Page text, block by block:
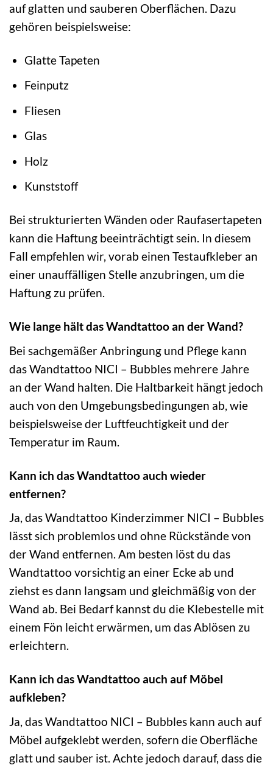
auf glatten und sauberen Oberflächen. Dazu
gehören beispielsweise:
Glatte Tapeten
Feinputz
Fliesen
Glas
Holz
Kunststoff
Bei strukturierten Wänden oder Raufasertapeten
kann die Haftung beeinträchtigt sein. In diesem
Fall empfehlen wir, vorab einen Testaufkleber an
einer unauffälligen Stelle anzubringen, um die
Haftung zu prüfen.
Wie lange hält das Wandtattoo an der Wand?
Bei sachgemäßer Anbringung und Pflege kann
das Wandtattoo NICI – Bubbles mehrere Jahre
an der Wand halten. Die Haltbarkeit hängt jedoch
auch von den Umgebungsbedingungen ab, wie
beispielsweise der Luftfeuchtigkeit und der
Temperatur im Raum.
Kann ich das Wandtattoo auch wieder
entfernen?
Ja, das Wandtattoo Kinderzimmer NICI – Bubbles
lässt sich problemlos und ohne Rückstände von
der Wand entfernen. Am besten löst du das
Wandtattoo vorsichtig an einer Ecke ab und
ziehst es dann langsam und gleichmäßig von der
Wand ab. Bei Bedarf kannst du die Klebestelle mit
einem Fön leicht erwärmen, um das Ablösen zu
erleichtern.
Kann ich das Wandtattoo auch auf Möbel
aufkleben?
Ja, das Wandtattoo NICI – Bubbles kann auch auf
Möbel aufgeklebt werden, sofern die Oberfläche
glatt und sauber ist. Achte jedoch darauf, dass die